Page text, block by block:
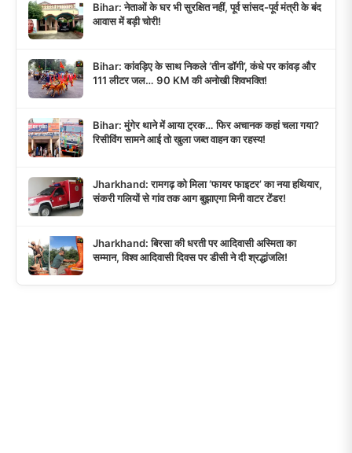
Bihar: नेताओं के घर भी सुरक्षित नहीं, पूर्व सांसद-पूर्व मंत्री के बंद
आवास में बड़ी चोरी!
Bihar: कांवड़िए के साथ निकले ‘तीन डॉगी’, कंधे पर कांवड़ और
111 लीटर जल… 90 KM की अनोखी शिवभक्ति!
Bihar: मुंगेर थाने में आया ट्रक… फिर अचानक कहां चला गया?
रिसीविंग सामने आई तो खुला जब्त वाहन का रहस्य!
Jharkhand: रामगढ़ को मिला ‘फायर फाइटर’ का नया हथियार,
संकरी गलियों से गांव तक आग बुझाएगा मिनी वाटर टेंडर!
Jharkhand: बिरसा की धरती पर आदिवासी अस्मिता का
सम्मान, विश्व आदिवासी दिवस पर डीसी ने दी श्रद्धांजलि!